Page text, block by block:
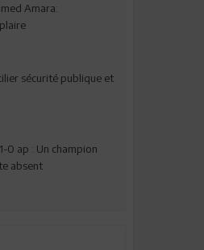
Amara:
sécurité publique et
0 ap : Un champion
absent